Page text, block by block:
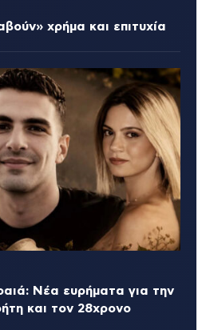
χρήμα και επιτυχία
Νέα ευρήματα για την
και τον 28χρονο